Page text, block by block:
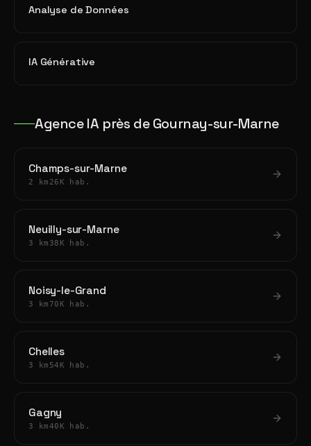
Analyse de Données
IA Générative
Agence IA près de Gournay-sur-Marne
Champs-sur-Marne
2 km 26K hab.
Neuilly-sur-Marne
3 km 38K hab.
Noisy-le-Grand
3 km 70K hab.
Chelles
3 km 54K hab.
Gagny
3 km40K hab.